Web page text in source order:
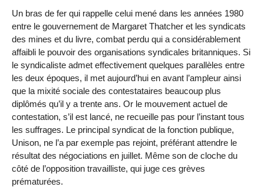
Un bras de fer qui rappelle celui mené dans les années 1980
entre le gouvernement de Margaret Thatcher et les syndicats
des mines et du livre, combat perdu qui a considérablement
affaibli le pouvoir des organisations syndicales britanniques. Si
le syndicaliste admet effectivement quelques parallèles entre
les deux époques, il met aujourd’hui en avant l’ampleur ainsi
que la mixité sociale des contestataires beaucoup plus
diplômés qu’il y a trente ans. Or le mouvement actuel de
contestation, s’il est lancé, ne recueille pas pour l’instant tous
les suffrages. Le principal syndicat de la fonction publique,
Unison, ne l’a par exemple pas rejoint, préférant attendre le
résultat des négociations en juillet. Même son de cloche du
côté de l’opposition travailliste, qui juge ces grèves
prématurées.